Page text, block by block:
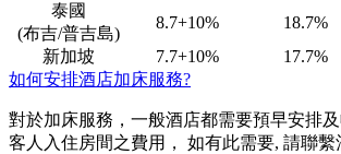
泰國
(布吉/普吉島)
8.7+10%
18.7%
新加坡
7.7+10%
17.7%
如何安排酒店加床服務?
對於加床服務，一般酒店都需要預早安排
客人入住房間之費用， 如有此需要, 請聯繫